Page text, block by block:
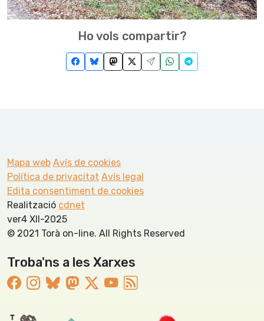
Ho vols compartir?
Mapa web Avís de cookies
Política de privacitat Avís legal
Edita consentiment de cookies
Realització cdnet
ver4 XII-2025
© 2021 Torà on-line. All Rights Reserved
Troba'ns a les Xarxes